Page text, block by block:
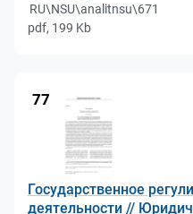
RU\NSU\analitnsu\671
pdf, 199 Kb
77
Государственное
деятельности //